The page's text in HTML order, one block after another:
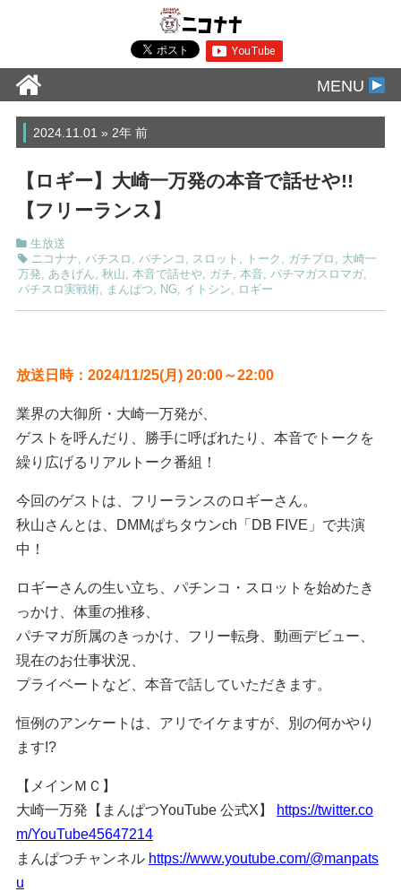
MENU
2024.11.01 » 2年 前
【ロギー】大崎一万発の本音で話せや!!
【フリーランス】
生放送
ニコナナ
パチスロ パチンコ スロット トーク ガチプロ
大崎一
万発
あきげん 秋山 本音で話せや, ガチ 本音 パチマガスロマガ,
パチスロ実戦術, まんぱつ NG イトシン ロギー
放送日時：2024/11/25(月) 20:00～22:00
業界の大御所・大崎一万発が、
ゲストを呼んだり、勝手に呼ばれたり、本音でトークを
繰り広げるリアルトーク番組！
今回のゲストは、フリーランスのロギーさん。
秋山さんとは、DMMぱちタウンch「DB FIVE」で共演
中！
ロギーさんの生い立ち、パチンコ・スロットを始めたき
っかけ、体重の推移、
パチマガ所属のきっかけ、フリー転身、動画デビュー、
現在のお仕事状況、
プライベートなど、本音で話していただきます。
恒例のアンケートは、アリでイケますが、別の何かやり
ます!?
【メインＭＣ】
大崎一万発【まんぱつYouTube 公式X】
https://twitter.co
m/YouTube45647214
まんぱつチャンネル https://www.youtube.com/@manpats
u